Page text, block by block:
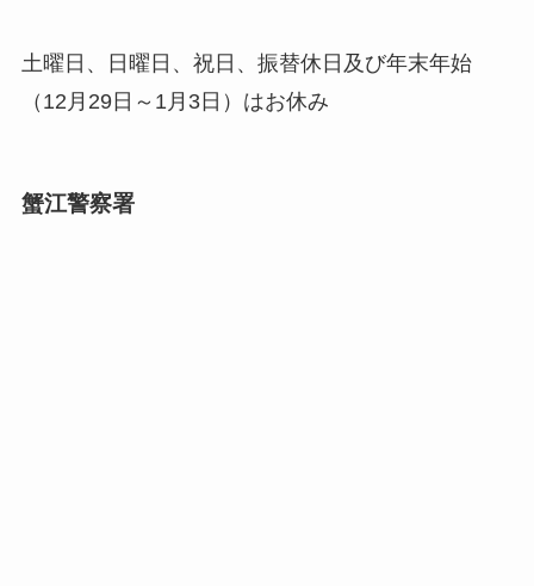
土曜日、日曜日、祝日、振替休日及び年末年始
（12月29日～1月3日）はお休み
蟹江警察署